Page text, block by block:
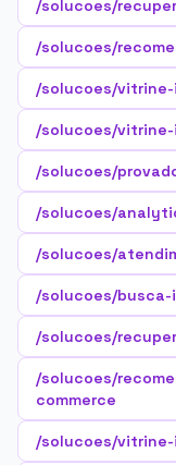
/solucoes/
/solucoes/
/solucoes/
/solucoes/
/solucoes/
/solucoes/
/solucoes/
/solucoes/
/solucoes/
/solucoes/
commerce
/solucoes/